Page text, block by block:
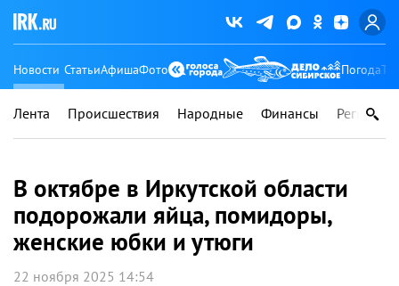
Новости СтатьиАфишаФото Погода
Лента Происшествия Народные Финансы Регионы
В октябре в Иркутской области
подорожали яйца, помидоры,
женские юбки и утюги
22 ноября 2025 14:54